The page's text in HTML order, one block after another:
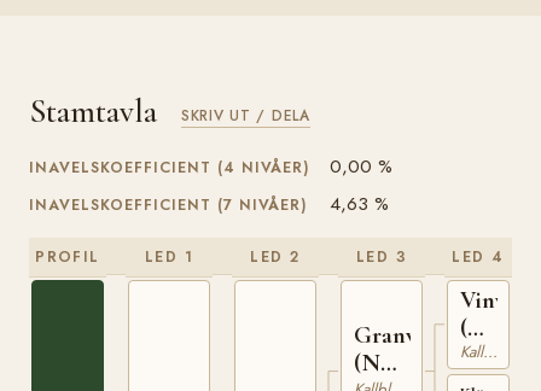
Stamtavla SKRIV UT / DELA
INAVELSKOEFFICIENT (4 NIVÅER) 0,00 %
INAVELSKOEFFICIENT (7 NIVÅER) 4,63 %
PROFIL LED 1 LED 2 LED 3
Granvar
(NO)
LED 4
Vinvar
(NO)
T-
230
Kallblodig Travare